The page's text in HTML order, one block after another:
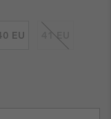
EU 41 EU